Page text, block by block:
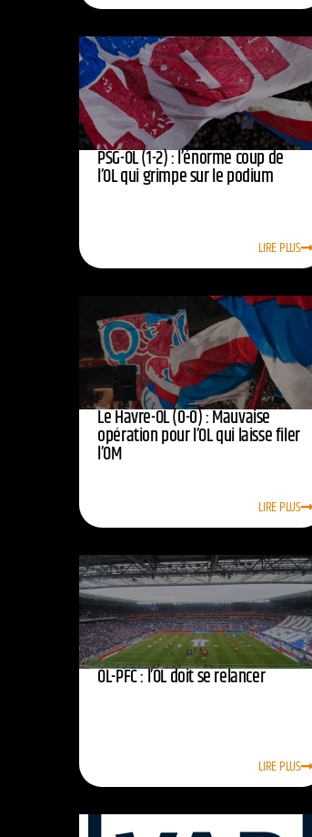
PSG-OL (1-2) : l’énorme coup de
l’OL qui grimpe sur le podium
LIRE PLUS
Le Havre-OL (0-0) : Mauvaise
opération pour l’OL qui laisse filer
l’OM
LIRE PLUS
OL-PFC : l’OL doit se relancer
LIRE PLUS